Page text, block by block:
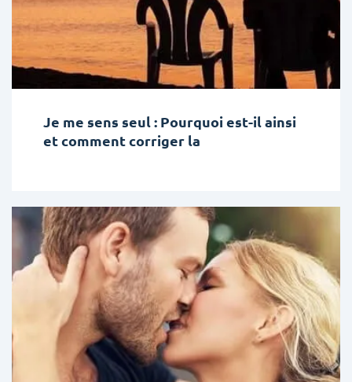
Je me sens seul : Pourquoi est-il ainsi
et comment corriger la